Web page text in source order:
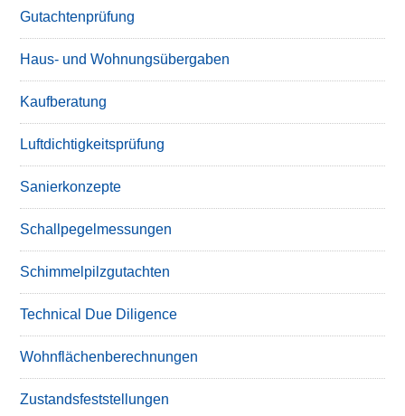
Gutachtenprüfung
Haus- und Wohnungsübergaben
Kaufberatung
Luftdichtigkeitsprüfung
Sanierkonzepte
Schallpegelmessungen
Schimmelpilzgutachten
Technical Due Diligence
Wohnflächenberechnungen
Zustandsfeststellungen